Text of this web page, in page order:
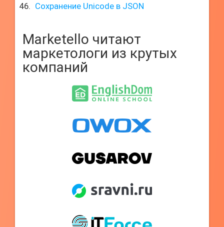
Сохранение Unicode в JSON
Marketello читают
маркетологи из крутых
компаний